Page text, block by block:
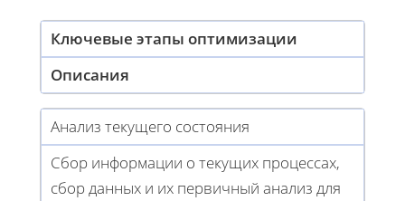
Ключевые этапы оптимизации
Описания
Анализ текущего состояния
Сбор информации о текущих процессах,
сбор данных и их первичный анализ для